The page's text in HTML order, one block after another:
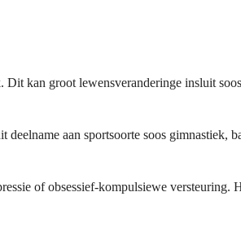
kan groot lewensveranderinge insluit
aan sportsoorte soos gimnastiek,
of obsessief-kompulsiewe